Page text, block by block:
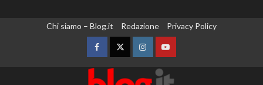
Chi siamo – Blog.it Redazione Privacy Policy
FacebookTwitterInstagramYouTube
81° anniversario Hiroshima, la premier
Matteo Santoro conquista oro e
bronzo agli Europei Nuoto 2026:
doppia impresa storica